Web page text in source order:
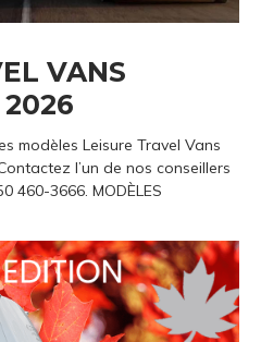
VANS
2026
modèles Leisure Travel Vans
l’un de nos conseillers
460-3666. MODÈLES